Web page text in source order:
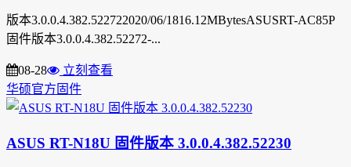
版本3.0.0.4.382.522722020/06/1816.12MBytesASUSRT-AC85P
固件版本3.0.0.4.382.52272-...
08-28
立刻查看
华硕官方固件
ASUS RT-N18U 固件版本 3.0.0.4.382.52230